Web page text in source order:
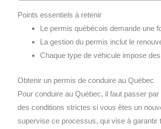
Points essentiels à retenir
Le permis québécois demande une
La gestion du permis inclut le
Chaque type de véhicule impose
Obtenir un permis de conduire au Québec
Pour conduire au Québec, il faut passer
des conditions strictes si vous êtes un
supervise ce processus, qui vise à garantir